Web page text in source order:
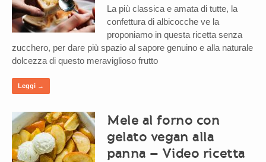
La più classica e amata di tutte, la
confettura di albicocche ve la
proponiamo in questa ricetta senza
zucchero, per dare più spazio al sapore genuino e alla naturale
dolcezza di questo meraviglioso frutto
Leggi →
Mele al forno con
gelato vegan alla
panna – Video ricetta